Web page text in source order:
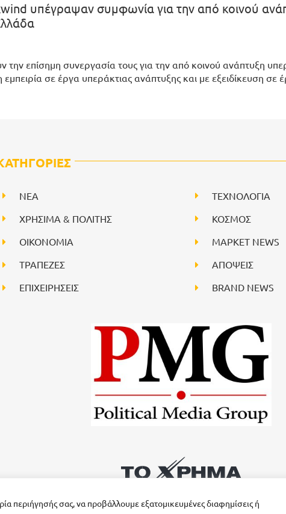
περιήγησής σας, να προβάλλουμε εξατομικευμένες διαφημίσεις ή
υπέγραψαν συμφωνία για την από κοινού
επίσημη συνεργασία τους για την από κοινού ανάπτυξη
σε έργα υπεράκτιας ανάπτυξης και με εξειδίκευση σε
NEA
ΧΡΗΣΙΜΑ & ΠΟΛΙΤΗΣ
ΟΙΚΟΝΟΜΙΑ
ΤΡΑΠΕΖΕΣ
ΕΠΙΧΕΙΡΗΣΕΙΣ
ΤΕΧΝΟΛΟΓΙΑ
ΚΟΣΜΟΣ
ΜΑΡΚΕΤ NEWS
ΑΠΟΨΕΙΣ
BRAND NEWS